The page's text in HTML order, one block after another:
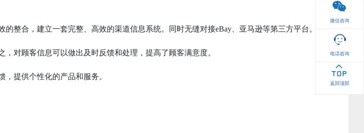
整合，建立一套完整、高效的渠道信息系统。同时无缝对接eBay、亚马逊等第三方平台。
对顾客信息可以做出及时反馈和处理，提高了顾客满意度。
提供个性化的产品和服务。
微信咨询
电话咨询
返回顶部